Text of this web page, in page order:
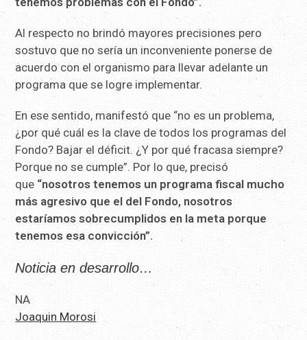
Al respecto no brindó mayores precisiones pero
sostuvo que no sería un inconveniente ponerse de
acuerdo con el organismo para llevar adelante un
programa que se logre implementar.
En ese sentido, manifestó que “no es un problema,
¿por qué cuál es la clave de todos los programas del
Fondo? Bajar el déficit. ¿Y por qué fracasa siempre?
Porque no se cumple”. Por lo que, precisó
que “nosotros tenemos un programa fiscal mucho
más agresivo que el del Fondo, nosotros
estaríamos sobrecumplidos en la meta porque
tenemos esa convicción”.
Noticia en desarrollo…
NA
Joaquin Morosi